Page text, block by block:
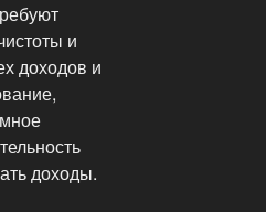
и
доходов и
доходы.